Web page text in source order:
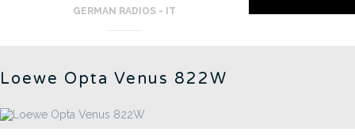
GERMAN RADIOS - IT
Loewe Opta Venus 822W